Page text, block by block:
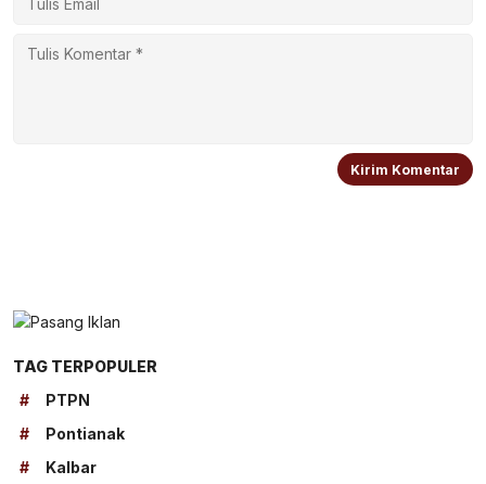
TAG TERPOPULER
#
PTPN
#
Pontianak
#
Kalbar